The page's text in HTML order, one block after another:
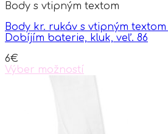
Body s vtipným textom
Body kr. rukáv s vtipným textom
Dobíjím baterie, kluk, veľ. 86
6€
Výber možností